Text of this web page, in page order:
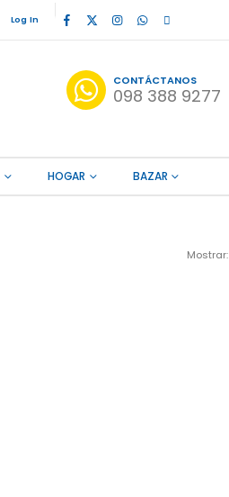
Log In
CONTÁCTANOS
098 388 9277
HOGAR BAZAR
Mostrar: